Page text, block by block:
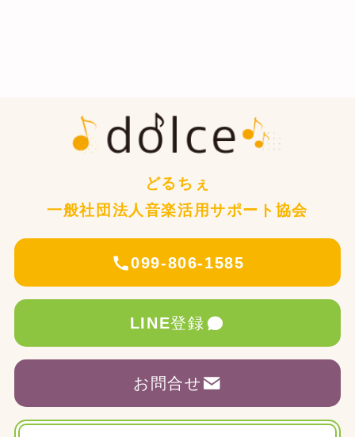
どるちぇ
一般社団法人音楽活用サポート協会
099-806-1585
LINE登録
お問合せ